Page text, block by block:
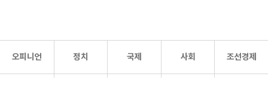
오피니언 정치 국제 사회 조선경제